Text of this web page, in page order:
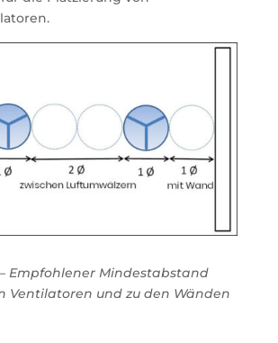
Empfohlener Mindestabstand
Ventilatoren und zu den Wänden